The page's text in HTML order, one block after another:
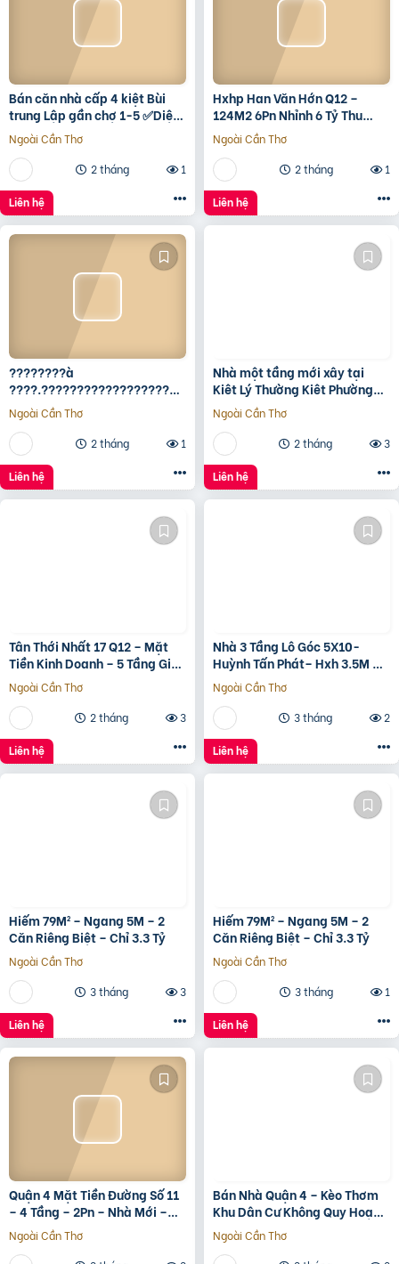
Bán căn nhà cấp 4 kiệt Bùi
trung Lập gần chợ 1-5 ✅Diện
tích 5*22 ✅Hướng Tây Bắc
✅Đường oto thông
Ngoài Cần Thơ
2 tháng
1
Liên hệ
Hxhp Han Văn Hớn Q12 –
124M2 6Pn Nhỉnh 6 Tỷ Thu
15Tr/Tháng
Ngoài Cần Thơ
2 tháng
1
Liên hệ
????????à
????.????????????????????,
???????????????? ????
ộ???? ????????ấ????, ????
ó???? ???? ????ặ????
????????ề????
????????????, ????????á
????.???? ????ỷ
Ngoài Cần Thơ
2 tháng
1
Liên hệ
Nhà một tầng mới xây tại
Kiêt Lý Thường Kiêt Phường
nam Đông Hà Quảng Trị
Ngoài Cần Thơ
2 tháng
3
Liên hệ
Tân Thới Nhất 17 Q12 – Mặt
Tiền Kinh Doanh – 5 Tầng Giá
13.6 Tỷ
Ngoài Cần Thơ
2 tháng
3
Liên hệ
Nhà 3 Tầng Lô Góc 5X10-
Huỳnh Tấn Phát– Hxh 3.5M –
Kinh Doanh Tốt – Shr Hoàn
Công Đủ- Giá 3 Tỷ Hơn.
Ngoài Cần Thơ
3 tháng
2
Liên hệ
Hiếm 79M² – Ngang 5M – 2
Căn Riêng Biệt – Chỉ 3.3 Tỷ
Ngoài Cần Thơ
3 tháng
3
Liên hệ
Hiếm 79M² – Ngang 5M – 2
Căn Riêng Biệt – Chỉ 3.3 Tỷ
Ngoài Cần Thơ
3 tháng
1
Liên hệ
Quận 4 Mặt Tiền Đường Số 11
– 4 Tầng – 2Pn – Nhà Mới –
7.35 Tỷ Tl
Ngoài Cần Thơ
Bán Nhà Quận 4 – Kèo Thơm
Khu Dân Cư Không Quy Hoạch
Cách Mặt Tiền Xóm Chiếu
30M
Ngoài Cần Thơ